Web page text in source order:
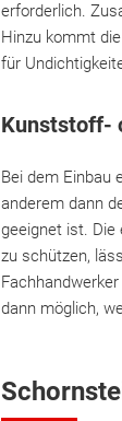
erforderlich.
Hinzu kommt
für
Kunststoff-
Bei dem Einbau
anderem dann
geeignet ist. Die
zu schützen,
dann möglich,